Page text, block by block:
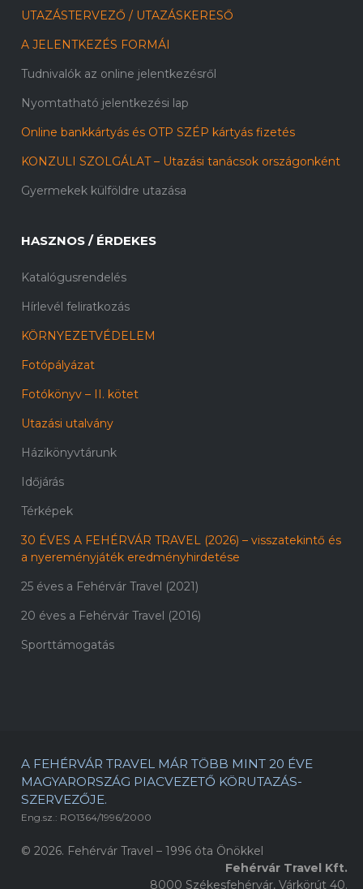
UTAZÁSTERVEZŐ / UTAZÁSKERESŐ
A JELENTKEZÉS FORMÁI
Tudnivalók az online jelentkezésről
Nyomtatható jelentkezési lap
Online bankkártyás és OTP SZÉP kártyás fizetés
KONZULI SZOLGÁLAT – Utazási tanácsok országonként
Gyermekek külföldre utazása
HASZNOS / ÉRDEKES
Katalógusrendelés
Hírlevél feliratkozás
KÖRNYEZETVÉDELEM
Fotópályázat
Fotókönyv – II. kötet
Utazási utalvány
Házikönyvtárunk
Időjárás
Térképek
30 ÉVES A FEHÉRVÁR TRAVEL (2026) – visszatekintő és
a nyereményjáték eredményhirdetése
25 éves a Fehérvár Travel (2021)
20 éves a Fehérvár Travel (2016)
Sporttámogatás
A FEHÉRVÁR TRAVEL MÁR TÖBB MINT 20 ÉVE
MAGYARORSZÁG PIACVEZETŐ KÖRUTAZÁS-
SZERVEZŐJE.
Eng.sz.: RO1364/1996/2000
© 2026. Fehérvár Travel – 1996 óta Önökkel
Fehérvár Travel Kft.
8000 Székesfehérvár, Várkörút 40.